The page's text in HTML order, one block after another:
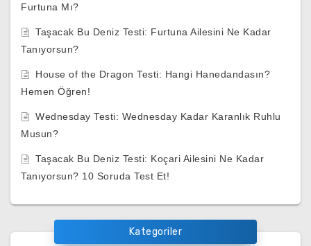
Furtuna Mı?
Taşacak Bu Deniz Testi: Furtuna Ailesini Ne Kadar
Tanıyorsun?
House of the Dragon Testi: Hangi Hanedandasın?
Hemen Öğren!
Wednesday Testi: Wednesday Kadar Karanlık Ruhlu
Musun?
Taşacak Bu Deniz Testi: Koçari Ailesini Ne Kadar
Tanıyorsun? 10 Soruda Test Et!
Kategoriler